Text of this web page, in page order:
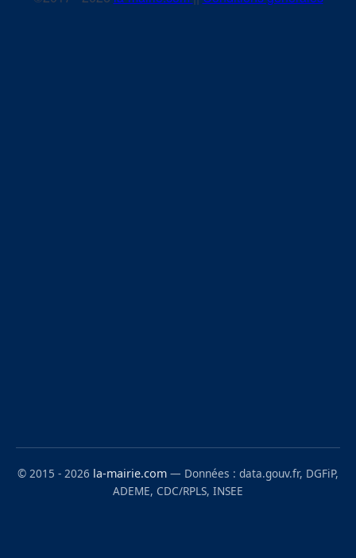
© 2015 - 2026 la-mairie.com — Données : data.gouv.fr, DGFiP,
ADEME, CDC/RPLS, INSEE